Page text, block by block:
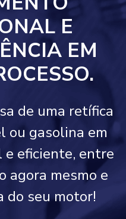
E
EM
de uma retífica
ou gasolina em
e eficiente, entre
agora mesmo e
do seu motor!